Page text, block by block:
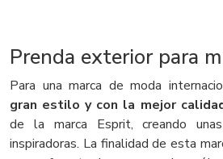
Prenda exterior para
Para una marca de moda
gran estilo y con la mejor
de la marca Esprit, creando
inspiradoras. La finalidad de esta